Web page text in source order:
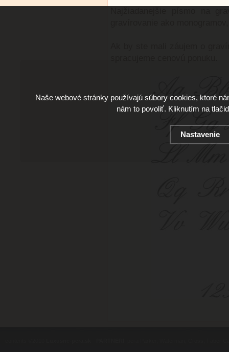
Naše webové stránky používajú súbory cookies, ktoré
nám to povoliť. Kliknutím na
Nastavenie